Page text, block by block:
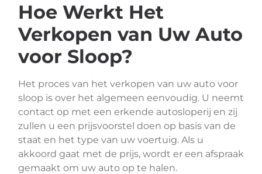
Hoe Werkt Het
Verkopen van Uw Auto
voor Sloop?
Het proces van het verkopen van uw auto voor
sloop is over het algemeen eenvoudig. U neemt
contact op met een erkende autosloperij en zij
zullen u een prijsvoorstel doen op basis van de
staat en het type van uw voertuig. Als u
akkoord gaat met de prijs, wordt er een afspraak
gemaakt om uw auto op te halen.